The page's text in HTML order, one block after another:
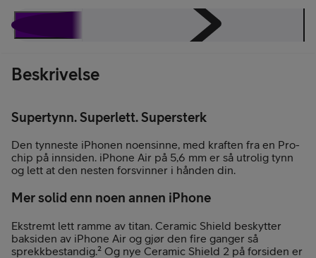
Spesifikasjoner
Beskrivelse
Supertynn. Superlett. Supersterk
Den tynneste iPhonen noensinne, med kraften fra en Pro-
chip på innsiden. iPhone Air på 5,6 mm er så utrolig tynn
og lett at den nesten forsvinner i hånden din.
Mer solid enn noen annen iPhone
Ekstremt lett ramme av titan. Ceramic Shield beskytter
baksiden av iPhone Air og gjør den fire ganger så
sprekkbestandig.² Og nye Ceramic Shield 2 på forsiden er